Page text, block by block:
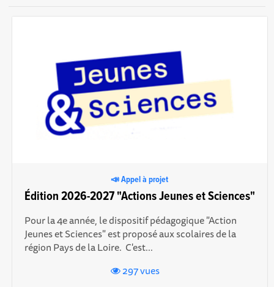
📣 Appel à projet
Édition 2026-2027 "Actions Jeunes et Sciences"
Pour la 4e année, le dispositif pédagogique "Action
Jeunes et Sciences" est proposé aux scolaires de la
région Pays de la Loire. C'est...
297 vues